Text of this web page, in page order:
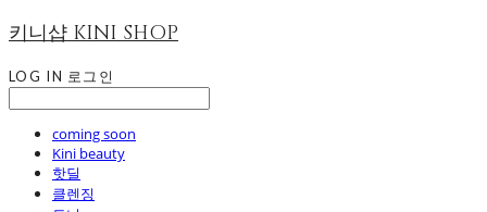
키니샵 KINI SHOP
LOG IN 로그인
coming soon
Kini beauty
핫딜
클렌징